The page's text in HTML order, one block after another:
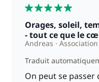
Wifi
Orages, soleil, tempête et nuits tranquilles
- tout ce que le
Andreas
Traduit
On peut se passer